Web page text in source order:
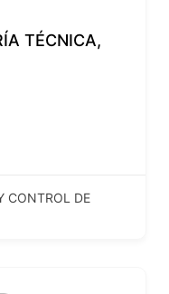
TÉCNICA,
CONTROL DE